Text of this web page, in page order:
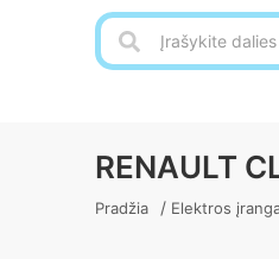
RENAULT
Pradžia / Elektros